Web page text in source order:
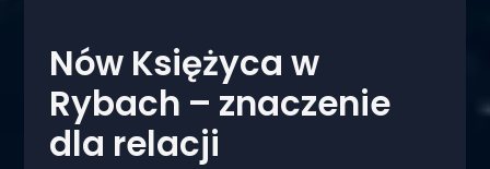
Nów Księżyca w
Rybach – znaczenie
dla relacji